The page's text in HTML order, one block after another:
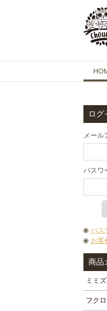
ログ
メール
パスワ
パス
お客
商品
ミミ
フク